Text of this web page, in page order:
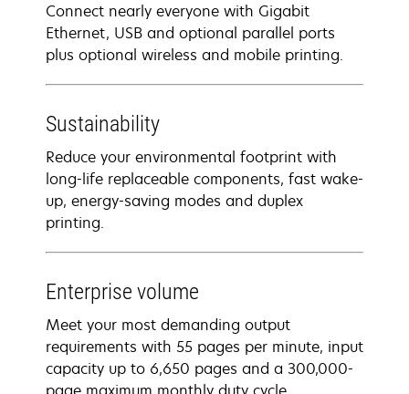
Connect nearly everyone with Gigabit
Ethernet, USB and optional parallel ports
plus optional wireless and mobile printing.
Sustainability
Reduce your environmental footprint with
long-life replaceable components, fast wake-
up, energy-saving modes and duplex
printing.
Enterprise volume
Meet your most demanding output
requirements with 55 pages per minute, input
capacity up to 6,650 pages and a 300,000-